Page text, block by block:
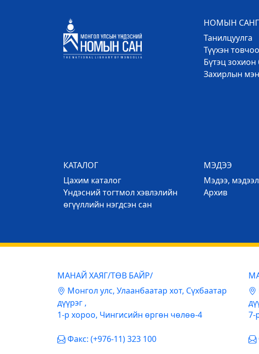
НОМЫН
Танилцуулга
Түүхэн
Бүтэц зохион
Захирлын
КАТАЛОГ
Цахим каталог
Үндэсний тогтмол хэвлэлийн
өгүүллийн нэгдсэн сан
МЭДЭЭ
Mэдээ,
Архив
МАНАЙ ХАЯГ/ТӨВ БАЙР/
Mонгол улс, Улаанбаатар хот, Сүхбаатар
дүүрэг ,
1-р хороо, Чингисийн өргөн чөлөө-4
Факс: (+976-11) 323 100
7-